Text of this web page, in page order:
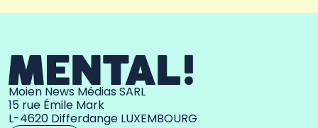
Moien News Médias SARL
15 rue Émile Mark
L-4620 Differdange LUXEMBOURG